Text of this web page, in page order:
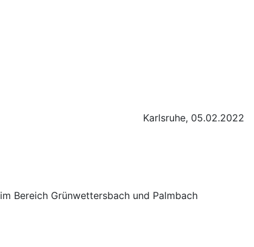
Karlsruhe, 05.02.2022
Bereich Grünwettersbach und Palmbach